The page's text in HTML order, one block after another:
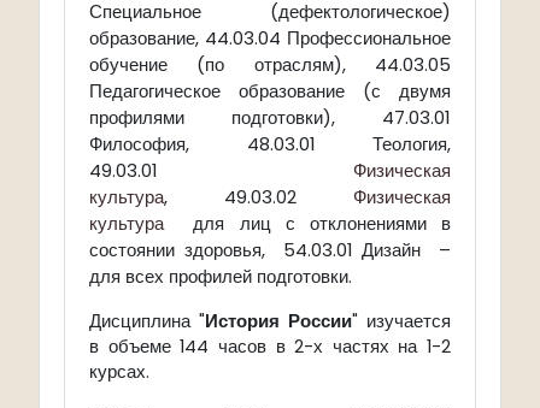
Специальное (дефектологическое)
образование, 44.03.04 Профессиональное
обучение (по отраслям), 44.03.05
Педагогическое образование (с двумя
профилями подготовки), 47.03.01
Философия, 48.03.01 Теология,
49.03.01 Физическая
культура, 49.03.02 Физическая
культурадля лиц с отклонениями в
состоянии здоровья, 54.03.01 Дизайн –
для всех профилей подготовки.
Дисциплина "История России" изучается
в объеме 144 часов в 2-х частях на 1-2
курсах.